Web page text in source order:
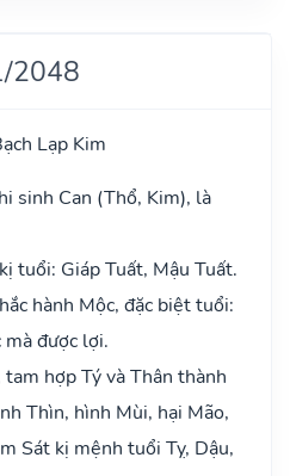
2048
Lạp Kim
sinh Can (Thổ, Kim), là
tuổi: Giáp Tuất, Mậu Tuất.
hành Mộc, đặc biệt tuổi:
mà được lợi.
hợp Tý và Thân thành
Thìn, hình Mùi, hại Mão,
Sát kị mệnh tuổi Tỵ, Dậu,